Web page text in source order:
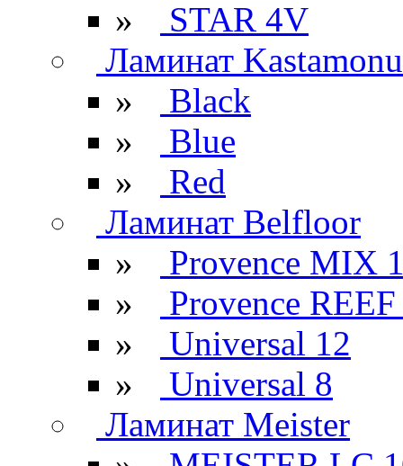
»
STAR 4V
Ламинат Kastamonu
»
Black
»
Blue
»
Red
Ламинат Belfloor
»
Provence MIX
»
Provence
»
Universal 12
»
Universal 8
Ламинат Meister